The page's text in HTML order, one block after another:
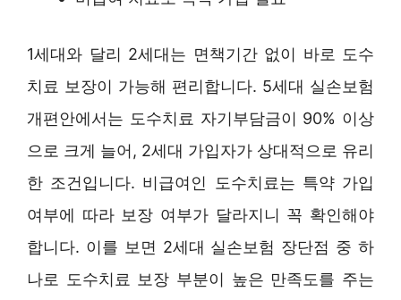
1세대와 달리 2세대는 면책기간 없이 바로 도수
치료 보장이 가능해 편리합니다. 5세대 실손보험
개편안에서는 도수치료 자기부담금이 90% 이상
으로 크게 늘어, 2세대 가입자가 상대적으로 유리
한 조건입니다. 비급여인 도수치료는 특약 가입
여부에 따라 보장 여부가 달라지니 꼭 확인해야
합니다. 이를 보면 2세대 실손보험 장단점 중 하
나로 도수치료 보장 부분이 높은 만족도를 주는